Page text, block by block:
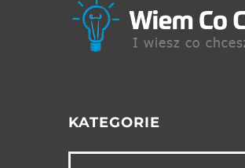
KATEGORIE